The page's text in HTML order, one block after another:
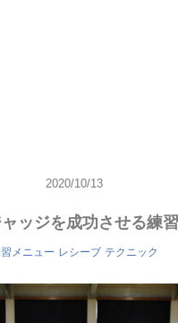
2020/10/13
ッジを成功させる練
メニュー レシーブ テクニック